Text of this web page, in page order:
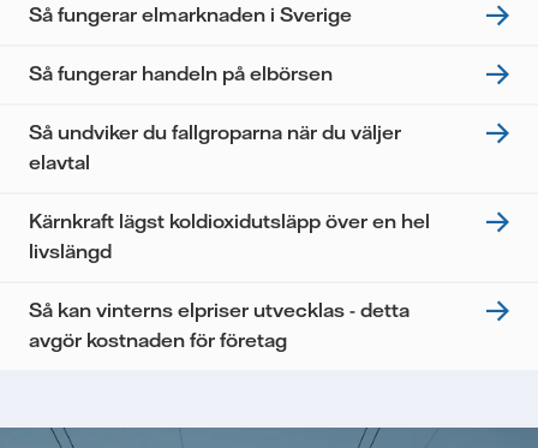
Så fungerar elmarknaden i Sverige
Så fungerar handeln på elbörsen
Så undviker du fallgroparna när du väljer
elavtal
Kärnkraft lägst koldioxidutsläpp över en hel
livslängd
Så kan vinterns elpriser utvecklas - detta
avgör kostnaden för företag